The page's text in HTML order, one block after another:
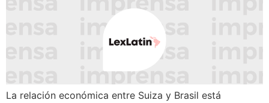
La relación económica entre Suiza y Brasil está